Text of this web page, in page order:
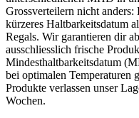
Grossverteilern nicht
kürzeres Haltbarkeitsdatum
Regals. Wir garantieren dir
ausschliesslich frische
Mindesthaltbarkeitsdatum
bei optimalen Temperaturen
Produkte verlassen unser
Wochen.